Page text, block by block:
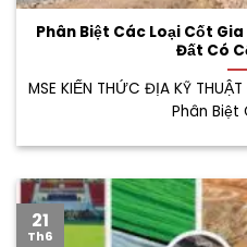
Phân Biệt Các Loại Cốt
Đất Có
MSE KIẾN THỨC ĐỊA KỸ
Phân Biệt
21
Th6